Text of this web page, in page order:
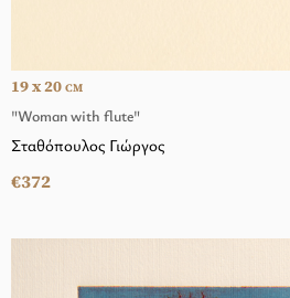
"Woman with flute"
19 x 20 CM
Σταθόπουλος Γιώργος
€372